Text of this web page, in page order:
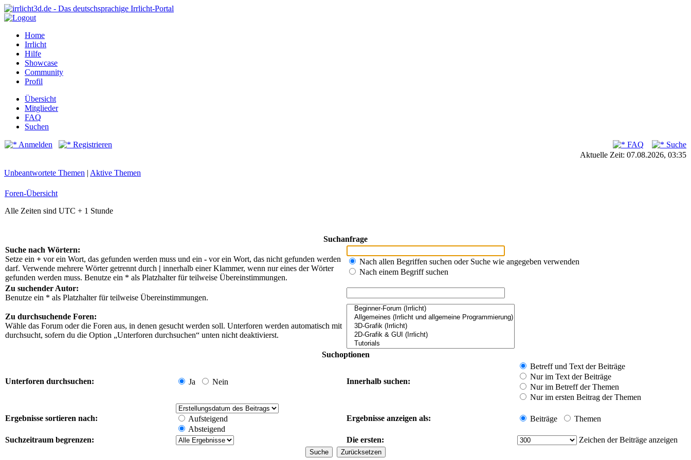
Home
Irrlicht
Hilfe
Showcase
Community
Profil
Übersicht
Mitglieder
FAQ
Suchen
Anmelden Registrieren FAQ
Suche
Aktuelle Zeit: 07.08.2026, 03:35
Unbeantwortete Themen | Aktive Themen
Foren-Übersicht
Alle Zeiten sind UTC + 1 Stunde
Suchanfrage
Suche nach Wörtern:
Setze ein + vor ein Wort, das gefunden werden muss und ein - vor ein Wort, das nicht gefunden werden
darf. Verwende mehrere Wörter getrennt durch | innerhalb einer Klammer, wenn nur eines der Wörter
gefunden werden muss. Benutze ein * als Platzhalter für teilweise Übereinstimmungen.
Nach allen Begriffen suchen oder Suche wie angegeben verwenden
Nach einem Begriff suchen
Zu suchender Autor:
Benutze ein * als Platzhalter für teilweise Übereinstimmungen.
Zu durchsuchende Foren:
Wähle das Forum oder die Foren aus, in denen gesucht werden soll. Unterforen werden automatisch mit
durchsucht, sofern du die Option „Unterforen durchsuchen“ unten nicht deaktivierst.
Suchoptionen
Unterforen durchsuchen: Ja Nein Innerhalb suchen:
Betreff und Text der Beiträge
Nur im Text der Beiträge
Nur im Betreff der Themen
Nur im ersten Beitrag der Themen
Ergebnisse sortieren nach:
Aufsteigend
Absteigend
Ergebnisse anzeigen als: Beiträge Themen
Suchzeitraum begrenzen: Die ersten: Zeichen der Beiträge anzeigen